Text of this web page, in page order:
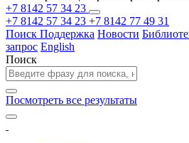
+7 8142 57 34 23
+7 8142 57 34 23 +7 8142 77 49 31
Поиск Поддержка Новости
запрос English
Поиск
Посмотреть все результаты